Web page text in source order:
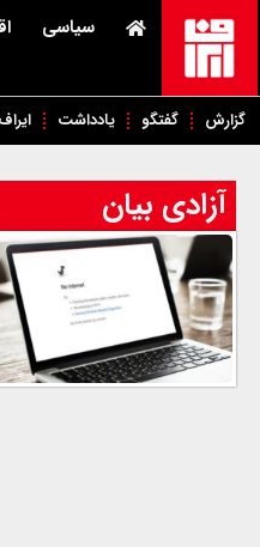
سیاسی
گزارش گفتگو یادداشت
آزادی بیان